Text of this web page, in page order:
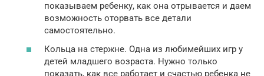
показываем ребенку, как она отрывается и даем
возможность оторвать все детали
самостоятельно.
Кольца на стержне. Одна из любимейших игр у
детей младшего возраста. Нужно только
показать, как все работает и счастью ребенка не